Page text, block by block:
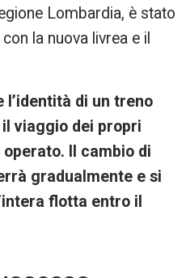
Lombardia, è stato
la nuova livrea e il
l’identità di un treno
viaggio dei propri
Il cambio di
gradualmente e si
flotta entro il